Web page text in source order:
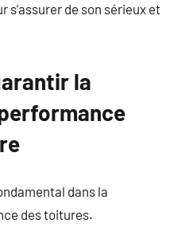
s’assurer de son sérieux et
la
dans la
des toitures.